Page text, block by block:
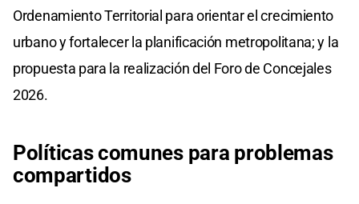
Ordenamiento Territorial para orientar el crecimiento
urbano y fortalecer la planificación metropolitana; y la
propuesta para la realización del Foro de Concejales
2026.
Políticas comunes para problemas
compartidos